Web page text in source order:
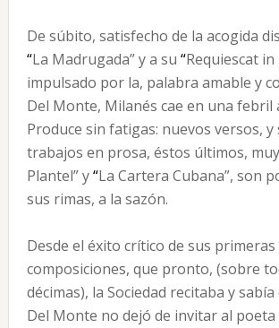
De súbito, satisfecho de la acogida
“La Madrugada” y a su “Requiescat in
impulsado por la, palabra amable y
Del Monte, Milanés cae en una febril
Produce sin fatigas: nuevos versos,
trabajos en prosa, éstos últimos,
Plantel” y“La Cartera Cubana”, son
sus rimas, a la sazón.
Desde el éxito crítico de sus primeras
composiciones, que pronto, (sobre
décimas), la Sociedad recitaba y
Del Monte no dejó de invitar al